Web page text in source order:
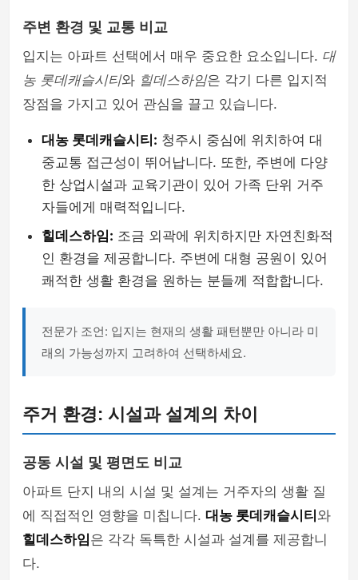
주변 환경 및 교통 비교
입지는 아파트 선택에서 매우 중요한 요소입니다. 대
농 롯데캐슬시티와 힐데스하임은 각기 다른 입지적
장점을 가지고 있어 관심을 끌고 있습니다.
대농 롯데캐슬시티: 청주시 중심에 위치하여 대
중교통 접근성이 뛰어납니다. 또한, 주변에 다양
한 상업시설과 교육기관이 있어 가족 단위 거주
자들에게 매력적입니다.
힐데스하임: 조금 외곽에 위치하지만 자연친화적
인 환경을 제공합니다. 주변에 대형 공원이 있어
쾌적한 생활 환경을 원하는 분들께 적합합니다.
전문가 조언: 입지는 현재의 생활 패턴뿐만 아니라 미
래의 가능성까지 고려하여 선택하세요.
주거 환경: 시설과 설계의 차이
공동 시설 및 평면도 비교
아파트 단지 내의 시설 및 설계는 거주자의 생활 질
에 직접적인 영향을 미칩니다. 대농 롯데캐슬시티 와
힐데스하임은 각각 독특한 시설과 설계를 제공합니
다.